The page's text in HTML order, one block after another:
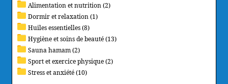
Alimentation et nutrition (2)
Dormir et relaxation (1)
Huiles essentielles (8)
Hygiène et soins de beauté (13)
Sauna hamam (2)
Sport et exercice physique (2)
Stress et anxiété (10)